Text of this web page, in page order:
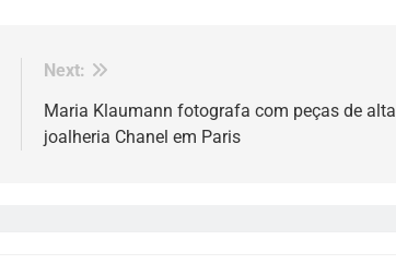
Next:
Maria Klaumann fotografa com peças de alta
joalheria Chanel em Paris